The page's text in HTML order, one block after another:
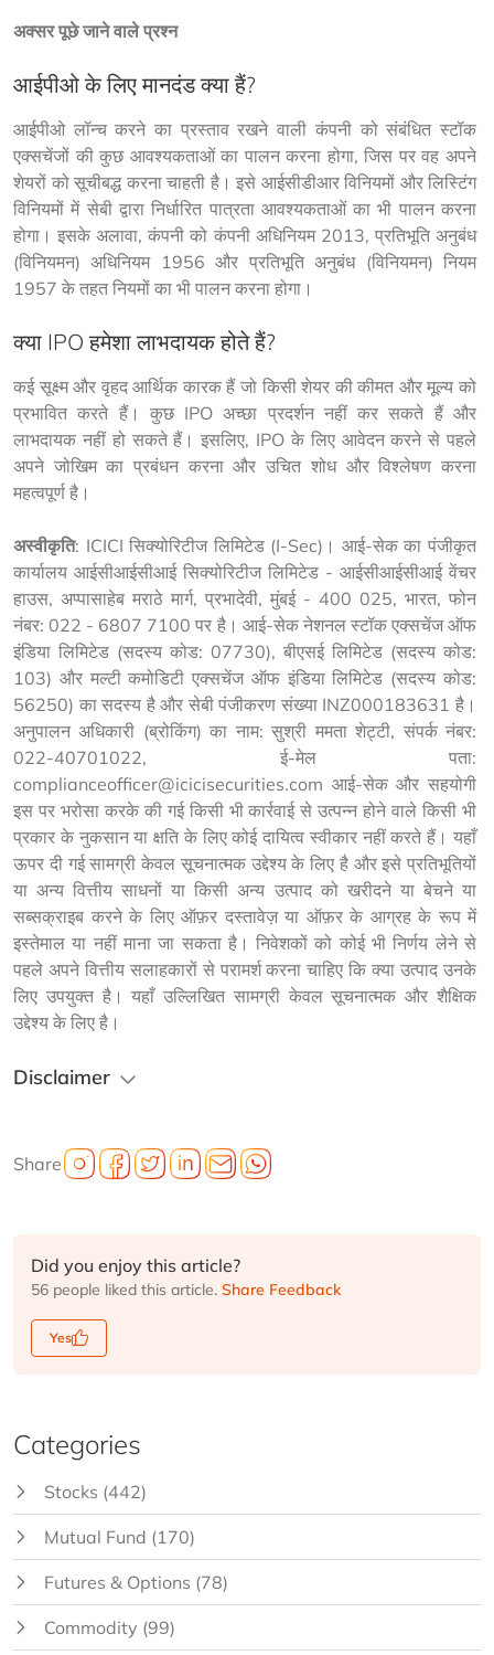
अक्सर पूछे जाने वाले प्रश्न
आईपीओ के लिए मानदंड क्या हैं?
आईपीओ लॉन्च करने का प्रस्ताव रखने वाली कंपनी को संबंधित स्टॉक
एक्सचेंजों की कुछ आवश्यकताओं का पालन करना होगा, जिस पर वह अपने
शेयरों को सूचीबद्ध करना चाहती है। इसे आईसीडीआर विनियमों और लिस्टिंग
विनियमों में सेबी द्वारा निर्धारित पात्रता आवश्यकताओं का भी पालन करना
होगा। इसके अलावा, कंपनी को कंपनी अधिनियम 2013, प्रतिभूति अनुबंध
(विनियमन) अधिनियम 1956 और प्रतिभूति अनुबंध (विनियमन) नियम
1957 के तहत नियमों का भी पालन करना होगा।
क्या IPO हमेशा लाभदायक होते हैं?
कई सूक्ष्म और वृहद आर्थिक कारक हैं जो किसी शेयर की कीमत और मूल्य को
प्रभावित करते हैं। कुछ IPO अच्छा प्रदर्शन नहीं कर सकते हैं और
लाभदायक नहीं हो सकते हैं। इसलिए, IPO के लिए आवेदन करने से पहले
अपने जोखिम का प्रबंधन करना और उचित शोध और विश्लेषण करना
महत्वपूर्ण है।
अस्वीकृति: ICICI सिक्योरिटीज लिमिटेड (I-Sec)। आई-सेक का पंजीकृत
कार्यालय आईसीआईसीआई सिक्योरिटीज लिमिटेड - आईसीआईसीआई वेंचर
हाउस, अप्पासाहेब मराठे मार्ग, प्रभादेवी, मुंबई - 400 025, भारत, फोन
नंबर: 022 - 6807 7100 पर है। आई-सेक नेशनल स्टॉक एक्सचेंज ऑफ
इंडिया लिमिटेड (सदस्य कोड: 07730), बीएसई लिमिटेड (सदस्य कोड:
103) और मल्टी कमोडिटी एक्सचेंज ऑफ इंडिया लिमिटेड (सदस्य कोड:
56250) का सदस्य है और सेबी पंजीकरण संख्या INZ000183631 है।
अनुपालन अधिकारी (ब्रोकिंग) का नाम: सुश्री ममता शेट्टी, संपर्क नंबर:
022-40701022, ई-मेल पता:
complianceofficer@icicisecurities.com आई-सेक और सहयोगी
इस पर भरोसा करके की गई किसी भी कार्रवाई से उत्पन्न होने वाले किसी भी
प्रकार के नुकसान या क्षति के लिए कोई दायित्व स्वीकार नहीं करते हैं। यहाँ
ऊपर दी गई सामग्री केवल सूचनात्मक उद्देश्य के लिए है और इसे प्रतिभूतियों
या अन्य वित्तीय साधनों या किसी अन्य उत्पाद को खरीदने या बेचने या
सब्सक्राइब करने के लिए ऑफ़र दस्तावेज़ या ऑफ़र के आग्रह के रूप में
इस्तेमाल या नहीं माना जा सकता है। निवेशकों को कोई भी निर्णय लेने से
पहले अपने वित्तीय सलाहकारों से परामर्श करना चाहिए कि क्या उत्पाद उनके
लिए उपयुक्त है। यहाँ उल्लिखित सामग्री केवल सूचनात्मक और शैक्षिक
उद्देश्य के लिए है।
Disclaimer
Share
Did you enjoy this article?
56 people liked this article. Share Feedback
Yes
Categories
Stocks (442)
Mutual Fund (170)
Futures & Options (78)
Commodity (99)